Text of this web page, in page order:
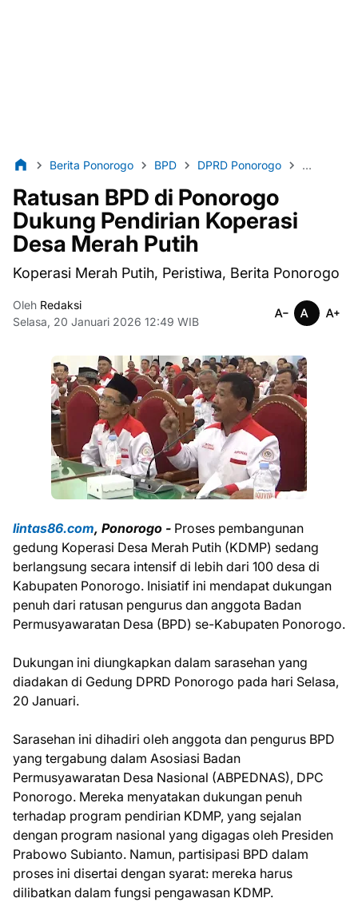
Berita Ponorogo BPD DPRD Ponorogo Jatim
Ratusan BPD di Ponorogo
Dukung Pendirian Koperasi
Desa Merah Putih
Koperasi Merah Putih, Peristiwa, Berita Ponorogo
Oleh Redaksi
Selasa, 20 Januari 2026 12:49 WIB
lintas86.com, Ponorogo - Proses pembangunan
gedung Koperasi Desa Merah Putih (KDMP) sedang
berlangsung secara intensif di lebih dari 100 desa di
Kabupaten Ponorogo. Inisiatif ini mendapat dukungan
penuh dari ratusan pengurus dan anggota Badan
Permusyawaratan Desa (BPD) se-Kabupaten Ponorogo.
Dukungan ini diungkapkan dalam sarasehan yang
diadakan di Gedung DPRD Ponorogo pada hari Selasa,
20 Januari.
Sarasehan ini dihadiri oleh anggota dan pengurus BPD
yang tergabung dalam Asosiasi Badan
Permusyawaratan Desa Nasional (ABPEDNAS), DPC
Ponorogo. Mereka menyatakan dukungan penuh
terhadap program pendirian KDMP, yang sejalan
dengan program nasional yang digagas oleh Presiden
Prabowo Subianto. Namun, partisipasi BPD dalam
proses ini disertai dengan syarat: mereka harus
dilibatkan dalam fungsi pengawasan KDMP.